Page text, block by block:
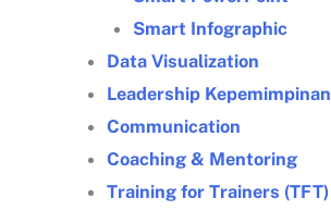
Smart Infographic
Data Visualization
Leadership Kepemimpinan
Communication
Coaching & Mentoring
Training for Trainers (TFT)